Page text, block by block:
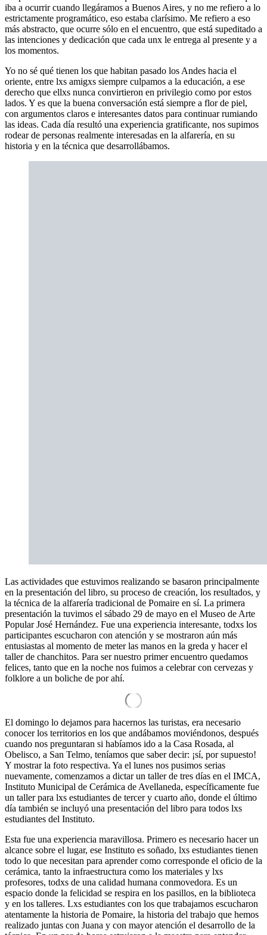
iba a ocurrir cuando llegáramos a Buenos Aires, y no me refiero a lo
estrictamente programático, eso estaba clarísimo. Me refiero a eso
más abstracto, que ocurre sólo en el encuentro, que está supeditado a
las intenciones y dedicación que cada unx le entrega al presente y a
los momentos.
Yo no sé qué tienen los que habitan pasado los Andes hacia el
oriente, entre lxs amigxs siempre culpamos a la educación, a ese
derecho que ellxs nunca convirtieron en privilegio como por estos
lados. Y es que la buena conversación está siempre a flor de piel,
con argumentos claros e interesantes datos para continuar rumiando
las ideas. Cada día resultó una experiencia gratificante, nos supimos
rodear de personas realmente interesadas en la alfarería, en su
historia y en la técnica que desarrollábamos.
Las actividades que estuvimos realizando se basaron principalmente
en la presentación del libro, su proceso de creación, los resultados, y
la técnica de la alfarería tradicional de Pomaire en sí. La primera
presentación la tuvimos el sábado 29 de mayo en el Museo de Arte
Popular José Hernández. Fue una experiencia interesante, todxs los
participantes escucharon con atención y se mostraron aún más
entusiastas al momento de meter las manos en la greda y hacer el
taller de chanchitos. Para ser nuestro primer encuentro quedamos
felices, tanto que en la noche nos fuimos a celebrar con cervezas y
folklore a un boliche de por ahí.
El domingo lo dejamos para hacernos las turistas, era necesario
conocer los territorios en los que andábamos moviéndonos, después
cuando nos preguntaran si habíamos ido a la Casa Rosada, al
Obelisco, a San Telmo, teníamos que saber decir: ¡sí, por supuesto!
Y mostrar la foto respectiva. Ya el lunes nos pusimos serias
nuevamente, comenzamos a dictar un taller de tres días en el IMCA,
Instituto Municipal de Cerámica de Avellaneda, específicamente fue
un taller para lxs estudiantes de tercer y cuarto año, donde el último
día también se incluyó una presentación del libro para todos lxs
estudiantes del Instituto.
Esta fue una experiencia maravillosa. Primero es necesario hacer un
alcance sobre el lugar, ese Instituto es soñado, lxs estudiantes tienen
todo lo que necesitan para aprender como corresponde el oficio de la
cerámica, tanto la infraestructura como los materiales y lxs
profesores, todxs de una calidad humana conmovedora. Es un
espacio donde la felicidad se respira en los pasillos, en la biblioteca
y en los talleres. Lxs estudiantes con los que trabajamos escucharon
atentamente la historia de Pomaire, la historia del trabajo que hemos
realizado juntas con Juana y con mayor atención el desarrollo de la